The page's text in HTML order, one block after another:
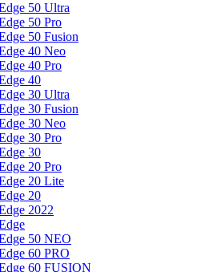
50 Ultra
50 Pro
50 Fusion
40 Neo
40 Pro
40
30 Ultra
30 Fusion
30 Neo
30 Pro
30
20 Pro
20 Lite
20
2022
50 NEO
60 PRO
60 FUSION